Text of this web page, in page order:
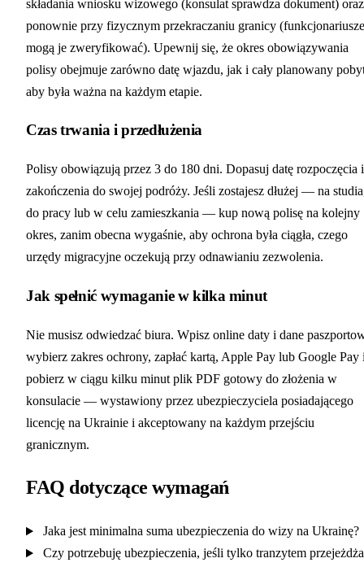
składania wniosku wizowego (konsulat sprawdza dokument) oraz
ponownie przy fizycznym przekraczaniu granicy (funkcjonariusze
mogą je zweryfikować). Upewnij się, że okres obowiązywania
polisy obejmuje zarówno datę wjazdu, jak i cały planowany
aby była ważna na każdym etapie.
Czas trwania i przedłużenia
Polisy obowiązują przez 3 do 180 dni. Dopasuj datę rozpoczęcia i
zakończenia do swojej podróży. Jeśli zostajesz dłużej — na
do pracy lub w celu zamieszkania — kup nową polisę na kolejny
okres, zanim obecna wygaśnie, aby ochrona była ciągła, czego
urzędy migracyjne oczekują przy odnawianiu zezwolenia.
Jak spełnić wymaganie w kilka minut
Nie musisz odwiedzać biura. Wpisz online daty i dane
wybierz zakres ochrony, zapłać kartą, Apple Pay lub Google Pay
pobierz w ciągu kilku minut plik PDF gotowy do złożenia w
konsulacie — wystawiony przez ubezpieczyciela posiadającego
licencję na Ukrainie i akceptowany na każdym przejściu
granicznym.
FAQ dotyczące wymagań
Jaka jest minimalna suma ubezpieczenia do wizy na Ukrainę?
Czy potrzebuję ubezpieczenia, jeśli tylko tranzytem